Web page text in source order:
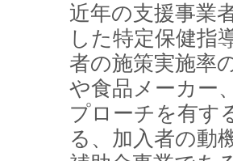
近年の支援事業
した特定保健指
者の施策実施率
や食品メーカー
プローチを有す
る、加入者の動